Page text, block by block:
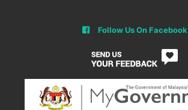
Follow Us On Facebook